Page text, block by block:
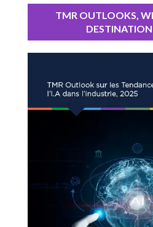
TMR OUTLOOKS,